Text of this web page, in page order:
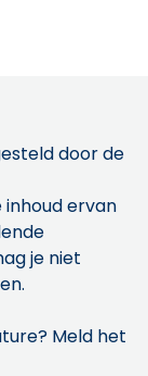
door de
ervan
je niet
Meld het